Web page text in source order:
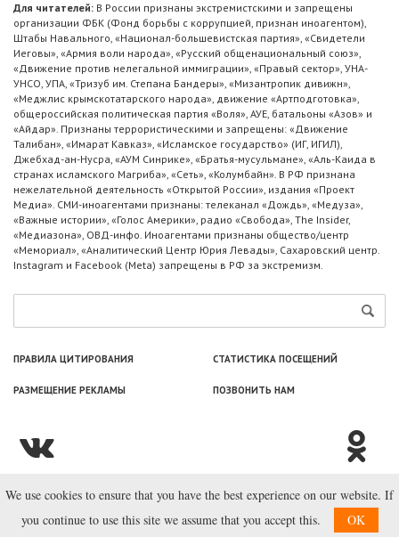
Для читателей: В России признаны экстремистскими и запрещены
организации ФБК (Фонд борьбы с коррупцией, признан иноагентом),
Штабы Навального, «Национал-большевистская партия», «Свидетели
Иеговы», «Армия воли народа», «Русский общенациональный союз»,
«Движение против нелегальной иммиграции», «Правый сектор», УНА-
УНСО, УПА, «Тризуб им. Степана Бандеры», «Мизантропик дивижн»,
«Меджлис крымскотатарского народа», движение «Артподготовка»,
общероссийская политическая партия «Воля», АУЕ, батальоны «Азов» и
«Айдар». Признаны террористическими и запрещены: «Движение
Талибан», «Имарат Кавказ», «Исламское государство» (ИГ, ИГИЛ),
Джебхад-ан-Нусра, «АУМ Синрике», «Братья-мусульмане», «Аль-Каида в
странах исламского Магриба», «Сеть», «Колумбайн». В РФ признана
нежелательной деятельность «Открытой России», издания «Проект
Медиа». СМИ-иноагентами признаны: телеканал «Дождь», «Медуза»,
«Важные истории», «Голос Америки», радио «Свобода», The Insider,
«Медиазона», ОВД-инфо. Иноагентами признаны общество/центр
«Мемориал», «Аналитический Центр Юрия Левады», Сахаровский центр.
Instagram и Facebook (Metа) запрещены в РФ за экстремизм.
ПРАВИЛА ЦИТИРОВАНИЯ СТАТИСТИКА ПОСЕЩЕНИЙ
РАЗМЕЩЕНИЕ РЕКЛАМЫ ПОЗВОНИТЬ НАМ
© ООО «Лаборатория Новоcтей», 2003—2026.
We use cookies to ensure that you have the best experience on our website. If
you continue to use this site we assume that you accept this.
OK